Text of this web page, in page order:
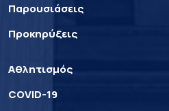
Παρουσιάσεις
Προκηρύξεις
Αθλητισμός
COVID-19